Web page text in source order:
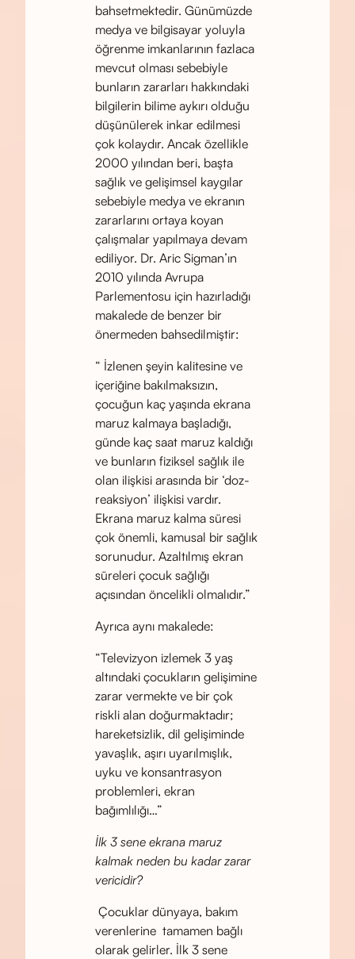
bahsetmektedir. Günümüzde
medya ve bilgisayar yoluyla
öğrenme imkanlarının fazlaca
mevcut olması sebebiyle
bunların zararları hakkındaki
bilgilerin bilime aykırı olduğu
düşünülerek inkar edilmesi
çok kolaydır. Ancak özellikle
2000 yılından beri, başta
sağlık ve gelişimsel kaygılar
sebebiyle medya ve ekranın
zararlarını ortaya koyan
çalışmalar yapılmaya devam
ediliyor. Dr. Aric Sigman’ın
2010 yılında Avrupa
Parlementosu için hazırladığı
makalede de benzer bir
önermeden bahsedilmiştir:
“ İzlenen şeyin kalitesine ve
içeriğine bakılmaksızın,
çocuğun kaç yaşında ekrana
maruz kalmaya başladığı,
günde kaç saat maruz kaldığı
ve bunların fiziksel sağlık ile
olan ilişkisi arasında bir ‘doz-
reaksiyon’ ilişkisi vardır.
Ekrana maruz kalma süresi
çok önemli, kamusal bir sağlık
sorunudur. Azaltılmış ekran
süreleri çocuk sağlığı
açısından öncelikli olmalıdır.”
Ayrıca aynı makalede:
“Televizyon izlemek 3 yaş
altındaki çocukların gelişimine
zarar vermekte ve bir çok
riskli alan doğurmaktadır;
hareketsizlik, dil gelişiminde
yavaşlık, aşırı uyarılmışlık,
uyku ve konsantrasyon
problemleri, ekran
bağımlılığı…”
İlk 3 sene ekrana maruz
kalmak neden bu kadar zarar
vericidir?
Çocuklar dünyaya, bakım
verenlerine tamamen bağlı
olarak gelirler. İlk 3 sene